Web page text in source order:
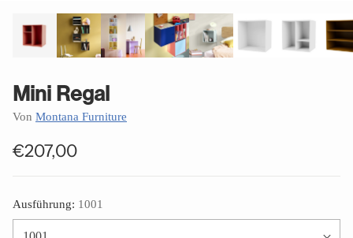
Mini Regal
Von Montana Furniture
Normaler
€207,00
Ausführung: 1001